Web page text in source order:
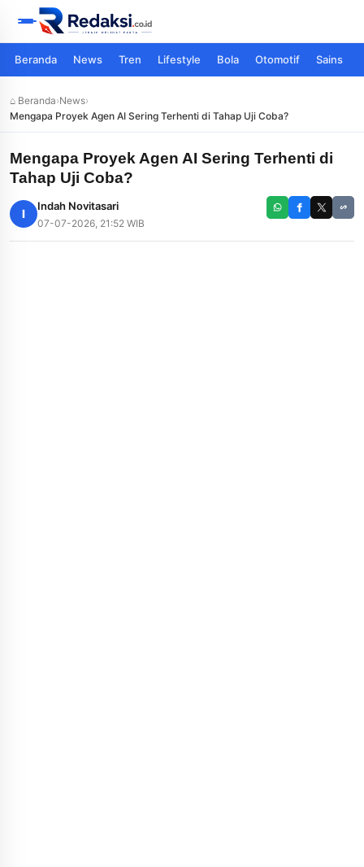
Beranda News Tren Lifestyle Bola Otomotif Sains
⌂ Beranda›News›
Mengapa Proyek Agen AI Sering Terhenti di Tahap Uji Coba?
Mengapa Proyek Agen AI Sering Terhenti di
Tahap Uji Coba?
I
Indah Novitasari
07-07-2026, 21:52 WIB